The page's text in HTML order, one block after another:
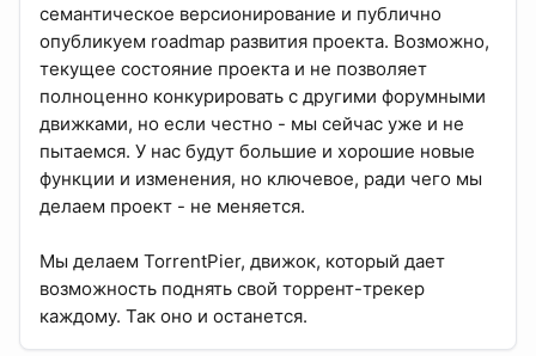
семантическое версионирование и публично
опубликуем roadmap развития проекта. Возможно,
текущее состояние проекта и не позволяет
полноценно конкурировать с другими форумными
движками, но если честно - мы сейчас уже и не
пытаемся. У нас будут большие и хорошие новые
функции и изменения, но ключевое, ради чего мы
делаем проект - не меняется.
Мы делаем TorrentPier, движок, который дает
возможность поднять свой торрент-трекер
каждому. Так оно и останется.